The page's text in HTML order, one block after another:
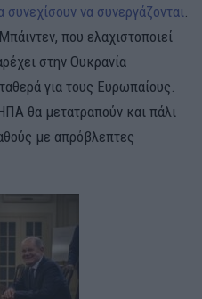
να συνεργάζονται
που ελαχιστοποιεί
στην Ουκρανία
για τους Ευρωπαίους.
θα μετατραπούν και πάλι
με απρόβλεπτες